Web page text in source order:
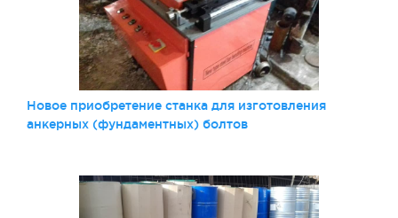
Новое приобретение станка для изготовления
анкерных (фундаментных) болтов